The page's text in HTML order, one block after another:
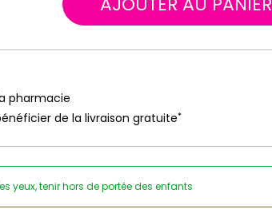
pharmacie
de la livraison gratuite*
yeux, tenir hors de portée des enfants